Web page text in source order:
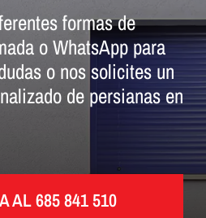
formas de
o WhatsApp para
o nos solicites un
de persianas en
AL 685 841 510